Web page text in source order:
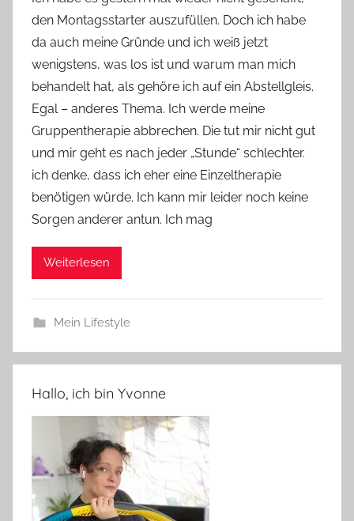
n
Y
v
o
n
n
e
den Montagsstarter auszufüllen. Doch ich habe
da auch meine Gründe und ich weiß jetzt
wenigstens, was los ist und warum man mich
behandelt hat, als gehöre ich auf ein Abstellgleis.
Egal – anderes Thema. Ich werde meine
Gruppentherapie abbrechen. Die tut mir nicht gut
und mir geht es nach jeder „Stunde“ schlechter.
ich denke, dass ich eher eine Einzeltherapie
benötigen würde. Ich kann mir leider noch keine
Sorgen anderer antun. Ich mag
Weiterlesen
Mein Lifestyle
Hallo, ich bin Yvonne